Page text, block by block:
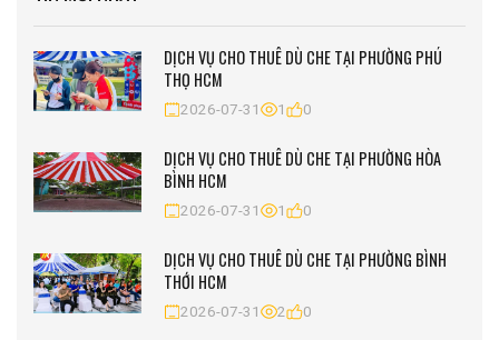
DỊCH VỤ CHO THUÊ DÙ CHE TẠI PHƯỜNG PHÚ
THỌ HCM
2026-07-31 1 0
DỊCH VỤ CHO THUÊ DÙ CHE TẠI PHƯỜNG HÒA
BÌNH HCM
2026-07-31 1 0
DỊCH VỤ CHO THUÊ DÙ CHE TẠI PHƯỜNG BÌNH
THỚI HCM
2026-07-31 2 0